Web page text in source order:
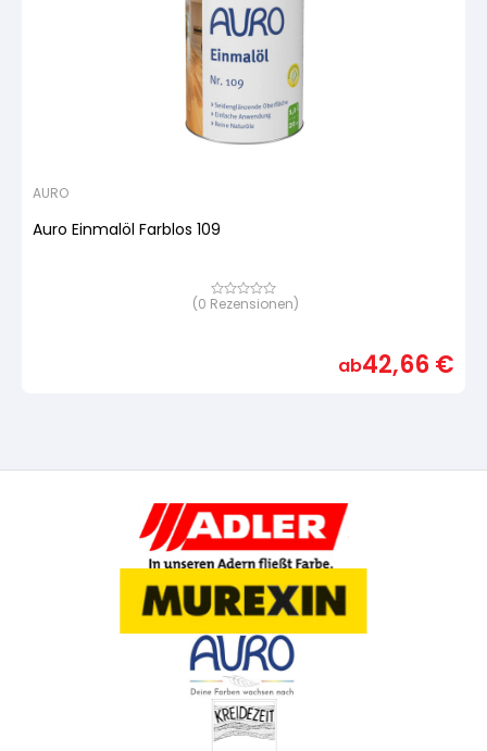
AURO
Auro Einmalöl Farblos 109
Bewertet
(0 Rezensionen)
ab42,66€